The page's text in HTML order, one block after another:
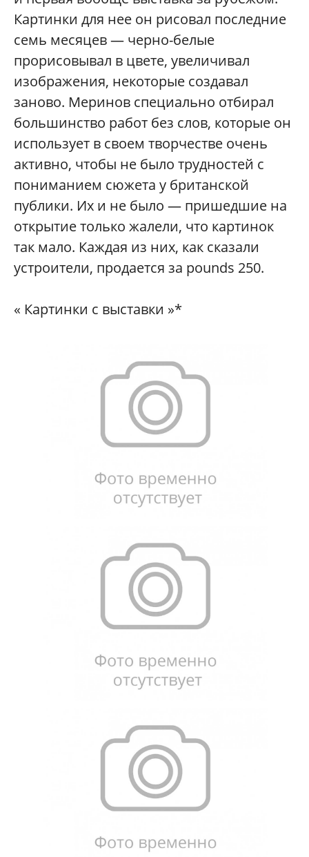
Картинки для нее он рисовал последние
семь месяцев — черно-белые
прорисовывал в цвете, увеличивал
изображения, некоторые создавал
заново. Меринов специально отбирал
большинство работ без слов, которые он
использует в своем творчестве очень
активно, чтобы не было трудностей с
пониманием сюжета у британской
публики. Их и не было — пришедшие на
открытие только жалели, что картинок
так мало. Каждая из них, как сказали
устроители, продается за pounds 250.
« Картинки с выставки »*